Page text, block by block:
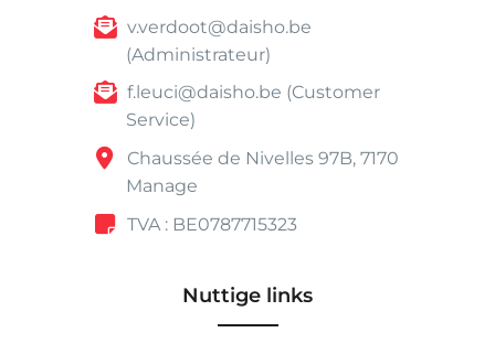
v.verdoot@daisho.be
(Administrateur)
f.leuci@daisho.be (Customer
Service)
Chaussée de Nivelles 97B, 7170
Manage
TVA : BE0787715323
Nuttige links